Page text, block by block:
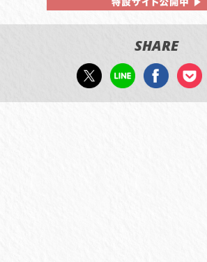
SHARE